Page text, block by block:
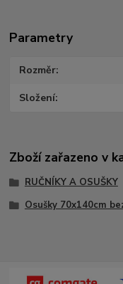
Parametry
Rozměr
Složení
Zboží zařazeno v
RUČNÍKY A OSUŠKY
Osušky 70x140cm